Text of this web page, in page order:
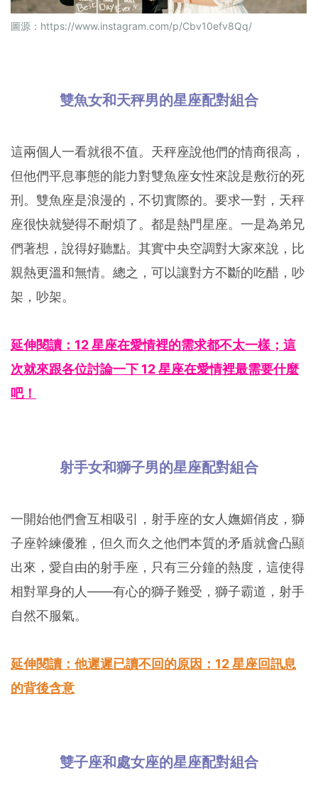
圖源： https://www.instagram.com/p/Cbv10efv8Qq/
雙魚女和天秤男的星座配對組合
這兩個人一看就很不值。天秤座說他們的情商很高，
但他們平息事態的能力對雙魚座女性來說是敷衍的死
刑。雙魚座是浪漫的，不切實際的。要求一對，天秤
座很快就變得不耐煩了。都是熱門星座。一是為弟兄
們著想，說得好聽點。其實中央空調對大家來說，比
親熱更溫和無情。總之，可以讓對方不斷的吃醋，吵
架，吵架。
延伸閱讀：12 星座在愛情裡的需求都不太一樣；這
次就來跟各位討論一下 12 星座在愛情裡最需要什麼
吧！
射手女和獅子男的星座配對組合
一開始他們會互相吸引，射手座的女人嫵媚俏皮，獅
子座幹練優雅，但久而久之他們本質的矛盾就會凸顯
出來，愛自由的射手座，只有三分鐘的熱度，這使得
相對單身的人——有心的獅子難受，獅子霸道，射手
自然不服氣。
延伸閱讀：他遲遲已讀不回的原因：12 星座回訊息
的背後含意
雙子座和處女座的星座配對組合